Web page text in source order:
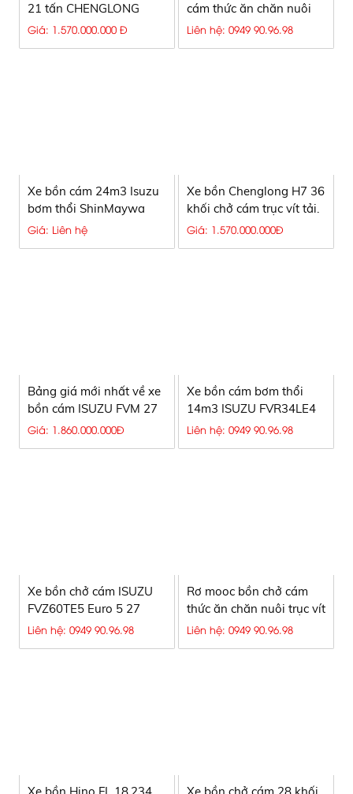
21 tấn CHENGLONG
LZ1340H7GBT Euro 5
Giá: 1.570.000.000 Đ
cám thức ăn chăn nuôi
50 khối
Liên hệ: 0949 90.96.98
Xe bồn cám 24m3 Isuzu
bơm thổi ShinMaywa
nhập khẩu Nhật Bản.
Giá: Liên hệ
Xe bồn Chenglong H7 36
khối chở cám trục vít tải.
Giá: 1.570.000.000Đ
Bảng giá mới nhất về xe
bồn cám ISUZU FVM 27
khối trục vít tải
Giá: 1.860.000.000Đ
Xe bồn cám bơm thổi
14m3 ISUZU FVR34LE4
Euro 4
Liên hệ: 0949 90.96.98
Xe bồn chở cám ISUZU
FVZ60TE5 Euro 5 27
khối đời 2023, Lh
Liên hệ: 0949 90.96.98
Rơ mooc bồn chở cám
thức ăn chăn nuôi trục vít
tải I Lh: 0949909698
Liên hệ: 0949 90.96.98